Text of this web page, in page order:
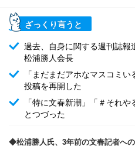
ざっくり言うと
過去、自身に関する週刊誌
松浦勝人会長
「まだまだアホなマスコミ
投稿を再開した
「特に文春新潮」「＃それ
とつづった
◆松浦勝人氏、3年前の文春記者へ